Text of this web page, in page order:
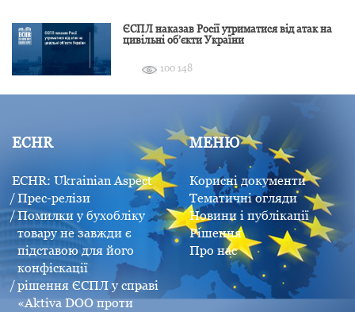
ЄСПЛ наказав Росії утриматися від атак на
цивільні об’єкти України
100 148
ECHR
ECHR: Ukrainian Aspect
Прес-релізи
Помилки у бухобліку
товару не завжди є
підставою для його
конфіскації
рішення ЄСПЛ у справі
«Aktiva DOO проти
МЕНЮ
Корисні документи
Тематичні огляди
Новини і публікації
Рішення
Про нас